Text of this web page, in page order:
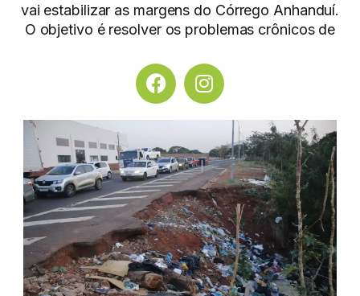
vai estabilizar as margens do Córrego Anhanduí.
O objetivo é resolver os problemas crônicos de